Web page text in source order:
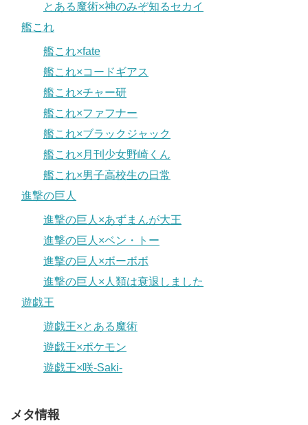
とある魔術×神のみぞ知るセカイ
艦これ
艦これ×fate
艦これ×コードギアス
艦これ×チャー研
艦これ×ファフナー
艦これ×ブラックジャック
艦これ×月刊少女野崎くん
艦これ×男子高校生の日常
進撃の巨人
進撃の巨人×あずまんが大王
進撃の巨人×ベン・トー
進撃の巨人×ボーボボ
進撃の巨人×人類は衰退しました
遊戯王
遊戯王×とある魔術
遊戯王×ポケモン
遊戯王×咲-Saki-
メタ情報